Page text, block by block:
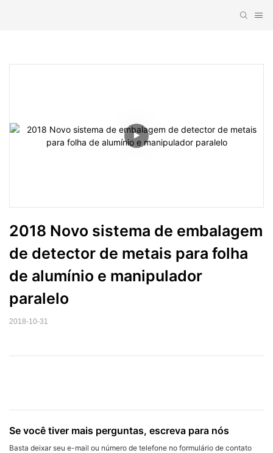
2018 Novo sistema de embalagem
de detector de metais para folha
de alumínio e manipulador
paralelo
2018-10-31
Se você tiver mais perguntas, escreva para nós
Basta deixar seu e-mail ou número de telefone no formulário de contato